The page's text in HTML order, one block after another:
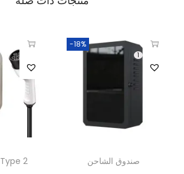
شاحن منزلي Type 2
-18%
1
صندوق الشاحن